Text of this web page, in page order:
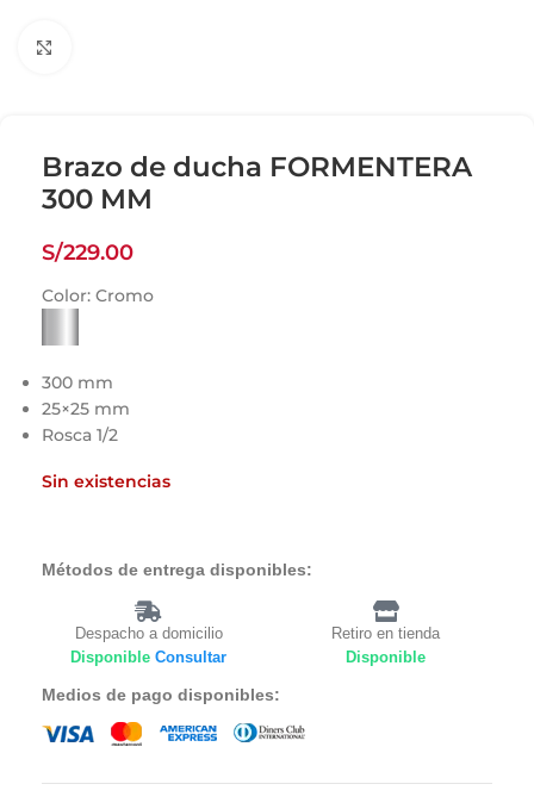
Brazo de ducha FORMENTERA
300 MM
S/229.00
Color: Cromo
300 mm
25×25 mm
Rosca 1/2
Sin existencias
Métodos de entrega disponibles:
Despacho a domicilio
Disponible Consultar
Retiro en tienda
Disponible
Medios de pago disponibles: